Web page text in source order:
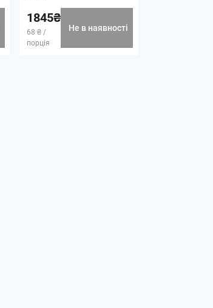
1845₴
68 ₴ /
порція
Не в наявності